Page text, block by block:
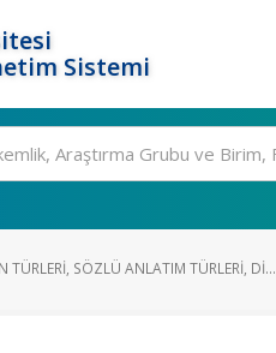
Sistemi
TÜRLERI, SÖZLÜ ANLATIM TÜRLERI, DI...